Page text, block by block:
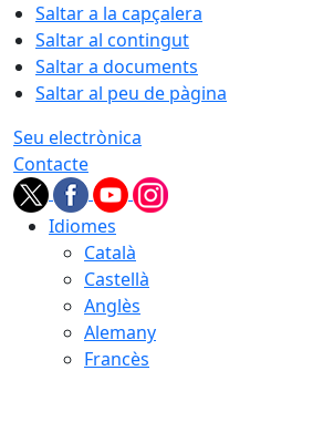
Saltar a la capçalera
Saltar al contingut
Saltar a documents
Saltar al peu de pàgina
Seu electrònica
Contacte
Idiomes
Català
Castellà
Anglès
Alemany
Francès